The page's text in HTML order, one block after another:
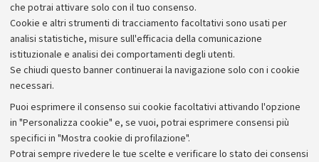
che potrai attivare solo con il tuo consenso.
Cookie e altri strumenti di tracciamento facoltativi sono usati per
analisi statistiche, misure sull'efficacia della comunicazione
istituzionale e analisi dei comportamenti degli utenti.
Se chiudi questo banner continuerai la navigazione solo con i cookie
necessari.
Puoi esprimere il consenso sui cookie facoltativi attivando l'opzione
in "Personalizza cookie" e, se vuoi, potrai esprimere consensi più
specifici in "Mostra cookie di profilazione".
Potrai sempre rivedere le tue scelte e verificare lo stato dei consensi
Piano strategico
Bilanci
Donazioni e 5x1000
Merchandising - UniboStore
Bandi, gare e concorsi
Albo online
Amministrazione trasparente